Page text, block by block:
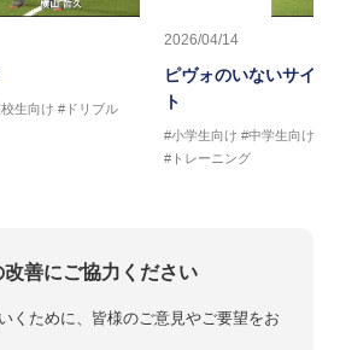
生向け #ドリブル
2026/04/14
ピヴォのいないサイド
ト
#小学生向け #中学生向け
#トレーニング
善にご協力ください
くために、皆様のご意見やご要望をお